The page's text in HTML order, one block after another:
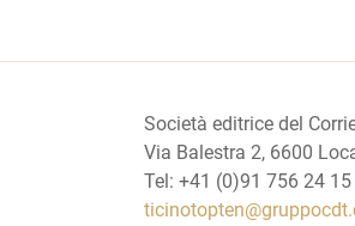
Società editrice del
Via Balestra 2, 6600
Tel: +41 (0)91 756 24 15